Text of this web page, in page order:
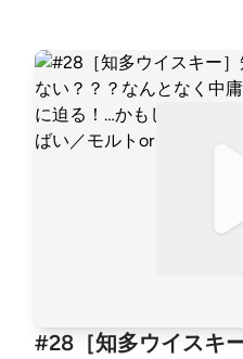
んごい苦手な人っている
選択。 果たしてどうなる
s、Springin’ Sound Stock
#28［知多ウイスキ